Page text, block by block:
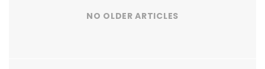
NO OLDER ARTICLES